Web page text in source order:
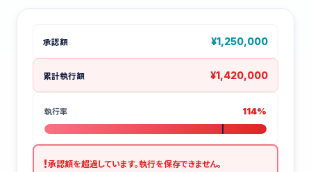
承認額 ¥1,250,000
累計執行額 ¥1,420,000
執行率 114%
!承認額を超過しています。執行を保存できません。